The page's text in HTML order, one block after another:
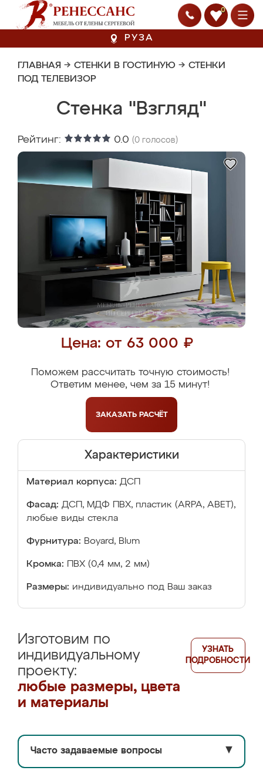
0
РУЗА
ГЛАВНАЯ → СТЕНКИ В ГОСТИНУЮ → СТЕНКИ
ПОД ТЕЛЕВИЗОР
Стенка "Взгляд"
Рейтинг: 0.0 (0 голосов)
Цена: от 63 000 ₽
Поможем рассчитать точную стоимость!
Ответим менее, чем за 15 минут!
ЗАКАЗАТЬ РАСЧЁТ
Характеристики
Материал корпуса: ДСП
Фасад: ДСП, МДФ ПВХ, пластик (ARPA, ABET),
любые виды стекла
Фурнитура: Boyard, Blum
Кромка: ПВХ (0,4 мм, 2 мм)
Размеры: индивидуально под Ваш заказ
Изготовим по
индивидуальному
проекту:
любые размеры, цвета
и материалы
УЗНАТЬ
ПОДРОБНОСТИ
Часто задаваемые вопросы ▼